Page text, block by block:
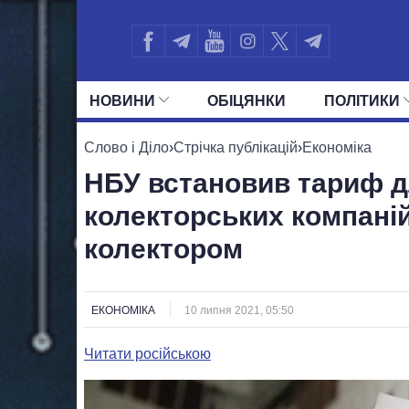
НОВИНИ ОБIЦЯНКИ ПОЛIТИКИ
УСІ ПОЛІТИКИ ПРЕЗИДЕНТ І ОФІС
Слово і Діло›Стрічка публікацій›Економіка
НБУ встановив тариф
колекторських
колектором
ЕКОНОМІКА 10 липня 2021, 05:50
Читати російською